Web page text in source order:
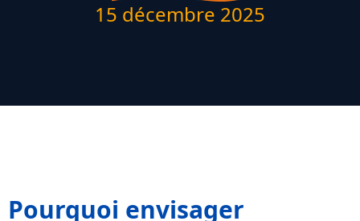
15 décembre 2025
Pourquoi envisager